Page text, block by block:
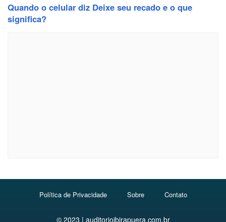
Quando o celular diz Deixe seu recado e o que
significa?
Política de Privacidade Sobre Contato
© 2023 | auditorioibirapuera.com.br